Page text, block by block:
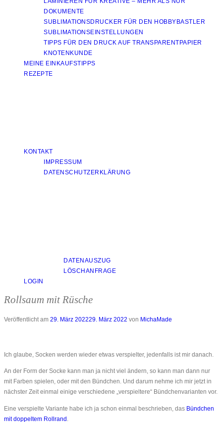
DOKUMENTE
SUBLIMATIONSDRUCKER FÜR DEN HOBBYBASTLER
SUBLIMATIONSEINSTELLUNGEN
TIPPS FÜR DEN DRUCK AUF TRANSPARENTPAPIER
KNOTENKUNDE
MEINE EINKAUFSTIPPS
REZEPTE
KONTAKT
IMPRESSUM
DATENSCHUTZERKLÄRUNG
DATENAUSZUG
LÖSCHANFRAGE
LOGIN
Rollsaum mit Rüsche
Veröffentlicht am 29. März 202229. März 2022 von MichaMade
Ich glaube, Socken werden wieder etwas verspielter, jedenfalls ist mir danach.
An der Form der Socke kann man ja nicht viel ändern, so kann man dann nur
mit Farben spielen, oder mit den Bündchen. Und darum nehme ich mir jetzt in
nächster Zeit einmal einige verschiedene „verspieltere“ Bündchenvarianten vor.
Eine verspielte Variante habe ich ja schon einmal beschrieben, das Bündchen
mit doppeltem Rollrand